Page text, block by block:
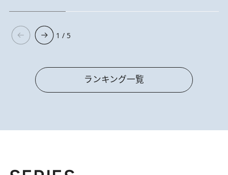
1 / 5
ランキング一覧